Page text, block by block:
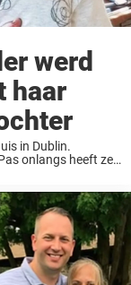
werd
haar
in Dublin.
onlangs heeft ze